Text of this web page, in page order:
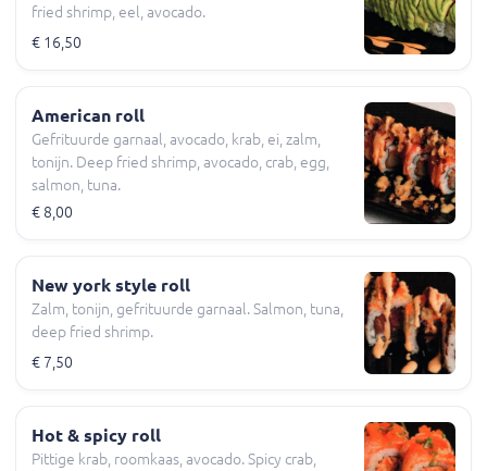
fried shrimp, eel, avocado.
€ 16,50
American roll
Gefrituurde garnaal, avocado, krab, ei, zalm,
tonijn. Deep fried shrimp, avocado, crab, egg,
salmon, tuna.
€ 8,00
New york style roll
Zalm, tonijn, gefrituurde garnaal. Salmon, tuna,
deep fried shrimp.
€ 7,50
Hot & spicy roll
Pittige krab, roomkaas, avocado. Spicy crab,